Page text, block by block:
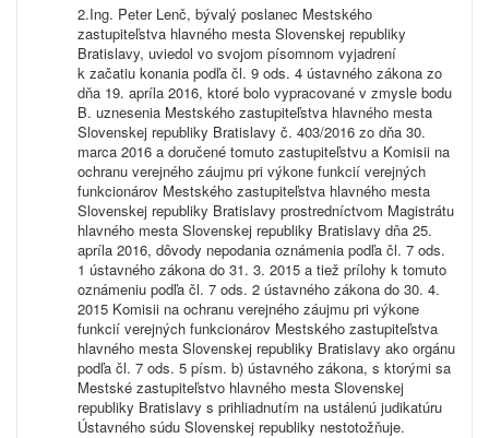
Ing. Peter Lenč, bývalý poslanec Mestského
zastupiteľstva hlavného mesta Slovenskej republiky
Bratislavy, uviedol vo svojom písomnom vyjadrení
k začatiu konania podľa čl. 9 ods. 4 ústavného zákona zo
dňa 19. apríla 2016, ktoré bolo vypracované v zmysle bodu
B. uznesenia Mestského zastupiteľstva hlavného mesta
Slovenskej republiky Bratislavy č. 403/2016 zo dňa 30.
marca 2016 a doručené tomuto zastupiteľstvu a Komisii na
ochranu verejného záujmu pri výkone funkcií verejných
funkcionárov Mestského zastupiteľstva hlavného mesta
Slovenskej republiky Bratislavy prostredníctvom Magistrátu
hlavného mesta Slovenskej republiky Bratislavy dňa 25.
apríla 2016, dôvody nepodania oznámenia podľa čl. 7 ods.
1 ústavného zákona do 31. 3. 2015 a tiež prílohy k tomuto
oznámeniu podľa čl. 7 ods. 2 ústavného zákona do 30. 4.
2015 Komisii na ochranu verejného záujmu pri výkone
funkcií verejných funkcionárov Mestského zastupiteľstva
hlavného mesta Slovenskej republiky Bratislavy ako orgánu
podľa čl. 7 ods. 5 písm. b) ústavného zákona, s ktorými sa
Mestské zastupiteľstvo hlavného mesta Slovenskej
republiky Bratislavy s prihliadnutím na ustálenú judikatúru
Ústavného súdu Slovenskej republiky nestotožňuje.